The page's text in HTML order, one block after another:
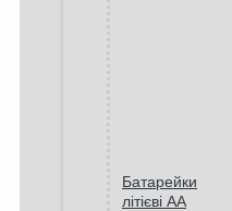
Батарейки
літієві AA